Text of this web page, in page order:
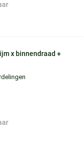
x binnendraad +